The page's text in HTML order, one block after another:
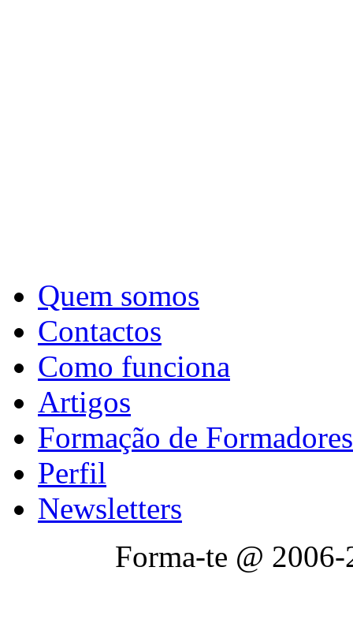
Quem somos
Contactos
Como funciona
Artigos
Formação de Formadores
Perfil
Newsletters
Forma-te @